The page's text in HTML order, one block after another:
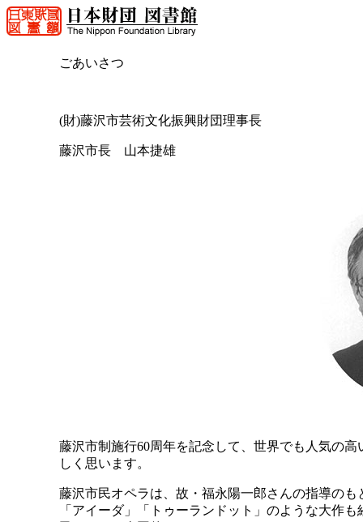
ごあいさつ
(財)藤沢市芸術文化振興財団理事長
藤沢市長 山本捷雄
藤沢市制施行60周年を記念して、世界でも人気の
しく思います。
藤沢市民オペラは、故・福永陽一郎さんの指導の
「アイーダ」「トゥーランドット」のような大作